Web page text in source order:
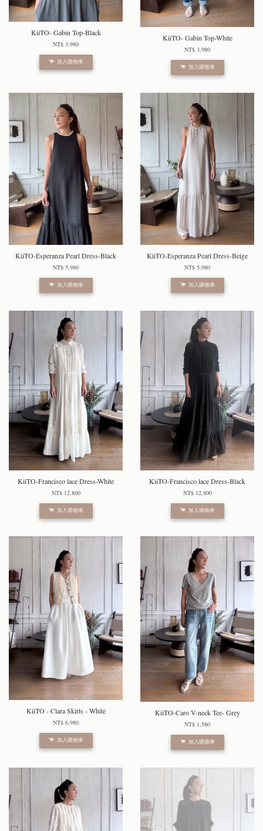
KiiTO- Gabin Top-Black
NT$ 3,980
加入購物車
KiiTO- Gabin Top-White
NT$ 3,980
加入購物車
KiiTO-Esperanza Pearl Dress-Black
NT$ 5,980
加入購物車
KiiTO-Esperanza Pearl Dress-Beige
NT$ 5,980
加入購物車
KiiTO-Francisco lace Dress-White
NT$ 12,800
加入購物車
KiiTO-Francisco lace Dress-Black
NT$ 12,800
加入購物車
KiiTO - Clara Skirts - White
NT$ 6,980
加入購物車
KiiTO-Caro V-neck Tee- Grey
NT$ 1,580
加入購物車